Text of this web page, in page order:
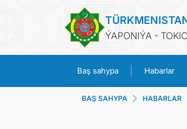
ÝAPONIÝA - TOKIO
Baş sahypa Habarlar
BAŞ SAHYPA HABARLAR